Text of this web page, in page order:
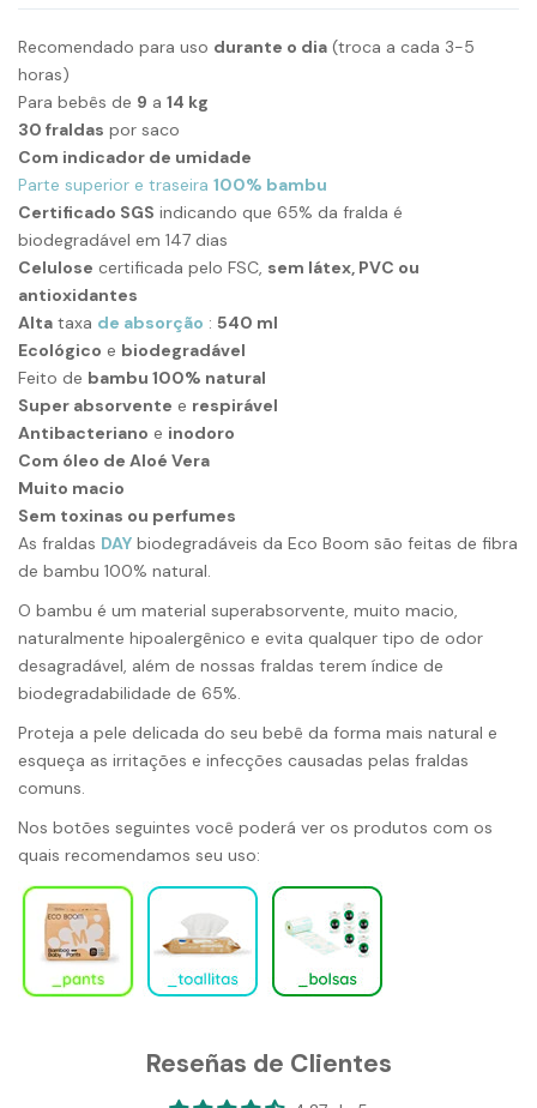
Recomendado para uso durante o dia (troca a cada 3-5
horas)
Para bebês de 9 a 14 kg
30 fraldas por saco
Com indicador de umidade
Parte superior e traseira 100% bambu
Certificado SGS indicando que 65% da fralda é
biodegradável em 147 dias
Celulose certificada pelo FSC, sem látex, PVC ou
antioxidantes
Alta taxa de absorção : 540 ml
Ecológico e biodegradável
Feito de bambu 100% natural
Super absorvente e respirável
Antibacteriano e inodoro
Com óleo de Aloé Vera
Muito macio
Sem toxinas ou perfumes
As fraldas DAY biodegradáveis ​​da Eco Boom são feitas de fibra
de bambu 100% natural.
O bambu é um material superabsorvente, muito macio,
naturalmente hipoalergênico e evita qualquer tipo de odor
desagradável, além de nossas fraldas terem índice de
biodegradabilidade de 65%.
Proteja a pele delicada do seu bebê da forma mais natural e
esqueça as irritações e infecções causadas pelas fraldas
comuns.
Nos botões seguintes você poderá ver os produtos com os
quais recomendamos seu uso:
Reseñas de Clientes